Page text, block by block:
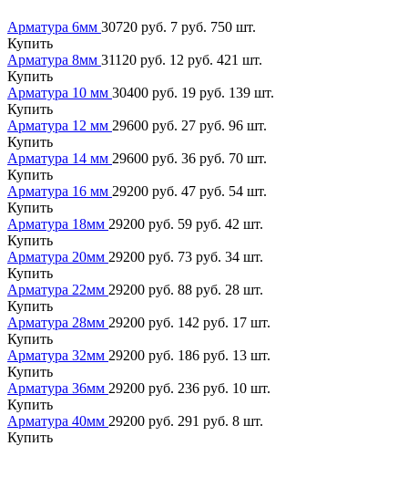
Арматура 6мм 30720 руб. 7 руб. 750 шт.
Купить
Арматура 8мм 31120 руб. 12 руб. 421 шт.
Купить
Арматура 10 мм 30400 руб. 19 руб. 139 шт.
Купить
Арматура 12 мм 29600 руб. 27 руб. 96 шт.
Купить
Арматура 14 мм 29600 руб. 36 руб. 70 шт.
Купить
Арматура 16 мм 29200 руб. 47 руб. 54 шт.
Купить
Арматура 18мм 29200 руб. 59 руб. 42 шт.
Купить
Арматура 20мм 29200 руб. 73 руб. 34 шт.
Купить
Арматура 22мм 29200 руб. 88 руб. 28 шт.
Купить
Арматура 28мм 29200 руб. 142 руб. 17 шт.
Купить
Арматура 32мм 29200 руб. 186 руб. 13 шт.
Купить
Арматура 36мм 29200 руб. 236 руб. 10 шт.
Купить
Арматура 40мм 29200 руб. 291 руб. 8 шт.
Купить